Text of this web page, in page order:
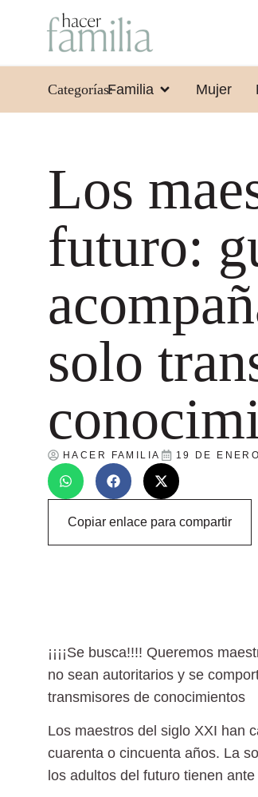
Categorías:Familia Mujer
Los
futuro:
solo
HACER FAMILIA 19 DE
Copiar enlace para compartir
¡¡¡¡Se busca!!!! Queremos
no sean autoritarios y se
transmisores de conocimientos
Los maestros del siglo XXI han
cuarenta o cincuenta años. La
los adultos del futuro tienen